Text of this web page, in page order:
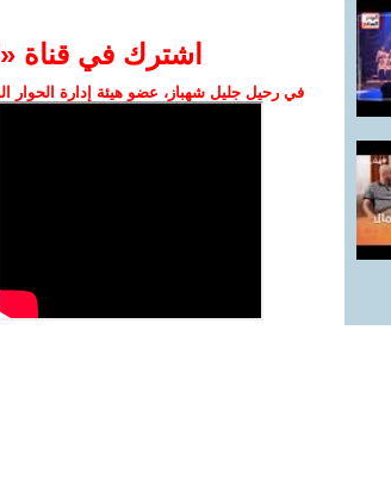
اشترك في قناة
في رحيل جليل شهباز، عضو هيئة إدارة الحوار